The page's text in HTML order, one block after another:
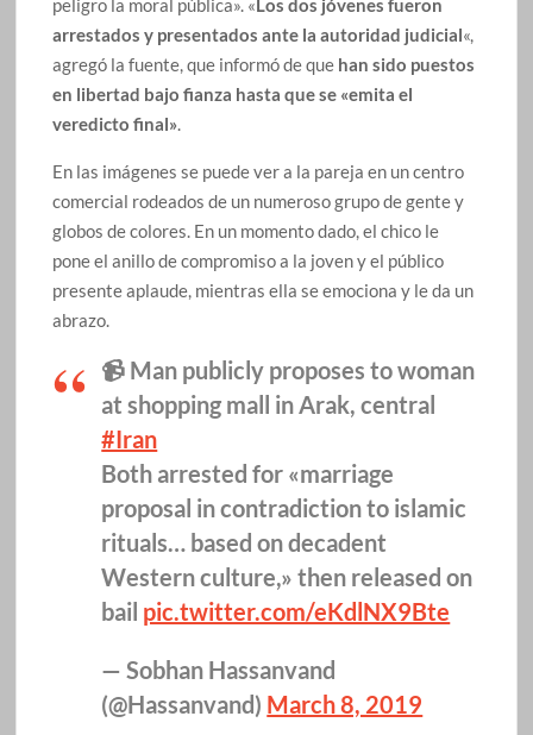
peligro la moral pública». «Los dos jóvenes fueron
arrestados y presentados ante la autoridad judicial«,
agregó la fuente, que informó de que han sido puestos
en libertad bajo fianza hasta que se «emita el
veredicto final».
En las imágenes se puede ver a la pareja en un centro
comercial rodeados de un numeroso grupo de gente y
globos de colores. En un momento dado, el chico le
pone el anillo de compromiso a la joven y el público
presente aplaude, mientras ella se emociona y le da un
abrazo.
📹 Man publicly proposes to woman
at shopping mall in Arak, central
#Iran
Both arrested for «marriage
proposal in contradiction to islamic
rituals… based on decadent
Western culture,» then released on
bail pic.twitter.com/eKdlNX9Bte
— Sobhan Hassanvand
(@Hassanvand) March 8, 2019